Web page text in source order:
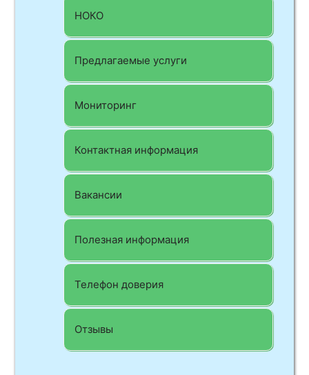
НОКО
Предлагаемые услуги
Мониторинг
Контактная информация
Вакансии
Полезная информация
Телефон доверия
Отзывы